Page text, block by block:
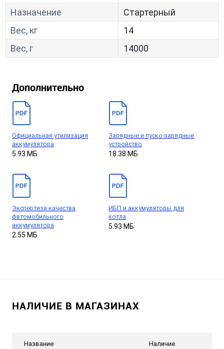
Назначение
Стартерный
Вес, кг
14
Вес, г
14000
Дополнительно
Официальная утилизация
аккумулятора
5.93 МБ
Зарядные и пуско-зарядные
устройство
18.38 МБ
Экспертиза качества
фвтомобильного
аккумулятора
2.55 МБ
ИБП и аккумуляторы для
котла
5.93 МБ
НАЛИЧИЕ В МАГАЗИНАХ
Название Наличие